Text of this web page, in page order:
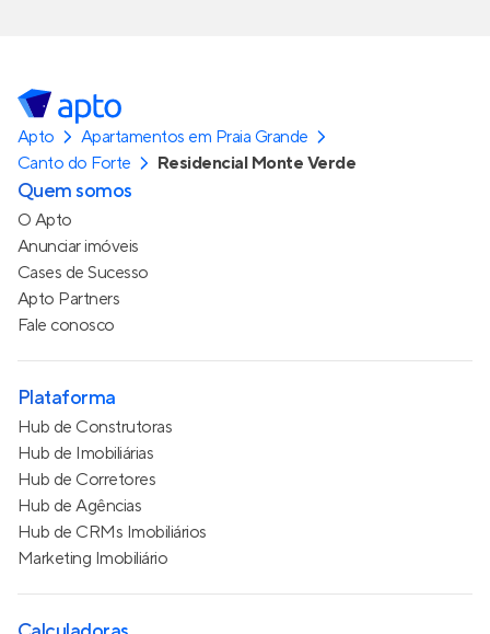
Apto
Apartamentos em Praia Grande
Canto do Forte
Residencial Monte Verde
Quem somos
O Apto
Anunciar imóveis
Cases de Sucesso
Apto Partners
Fale conosco
Plataforma
Hub de Construtoras
Hub de Imobiliárias
Hub de Corretores
Hub de Agências
Hub de CRMs Imobiliários
Marketing Imobiliário